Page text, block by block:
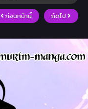
ก่อนหน้านี้ ถัดไป